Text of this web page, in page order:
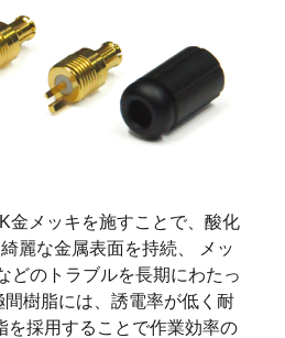
金メッキを施すことで、酸化
麗な金属表面を持続、 メッ
どのトラブルを長期にわたっ
樹脂には、誘電率が低く耐
を採用することで作業効率の